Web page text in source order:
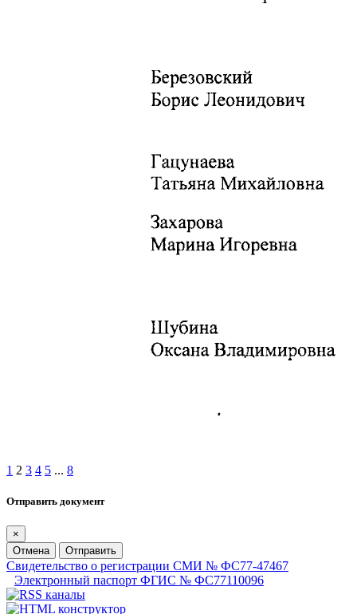
1 2 3 4 5 ... 8
Отправить документ
×
Отмена
Отправить
Свидетельство о регистрации СМИ № ФС77-47467
Электронный паспорт ФГИС № ФС77110096